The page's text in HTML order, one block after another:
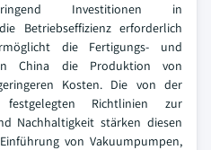
Investitionen in
Betriebseffizienz erforderlich
die Fertigungs- und
in China die Produktion von
Kosten. Die von der
festgelegten Richtlinien zur
Nachhaltigkeit stärken diesen
von Vakuumpumpen,